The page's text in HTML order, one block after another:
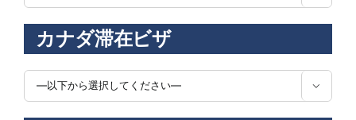
カナダ滞在ビザ
